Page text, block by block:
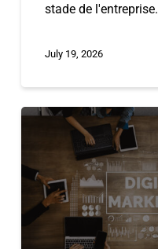
stade de l'entreprise.
July 19, 2026
Comment
meilleure
agence